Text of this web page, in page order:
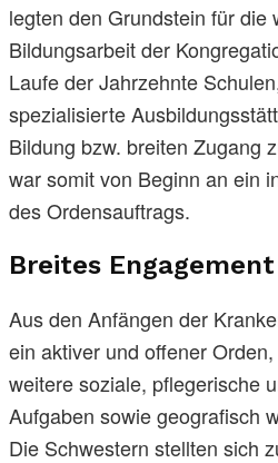
legten den Grundstein für die
Bildungsarbeit der
Laufe der Jahrzehnte
spezialisierte
Bildung bzw. breiten Zugang
war somit von Beginn an ein
des Ordensauftrags.
Breites Engagement
Aus den Anfängen der
ein aktiver und offener
weitere soziale, pflegerische
Aufgaben sowie geografisch
Die Schwestern stellten sich